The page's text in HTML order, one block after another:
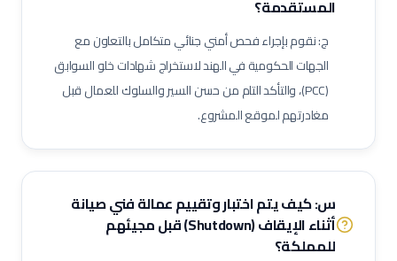
فني تركيب رشاشات حريق
فني تركيب كاميرات مراقبة
فني أنظمة تحكم بالدخول
فني أنظمة نداء عام
فني أجهزة ودقة
مراقب أعمال كهربائية
مراقب أعمال سباكة
مراقب أعمال تكييف
كهربائي سيارات
فني تركيب ألواح شمسية
فني تركيبات صحية
فني شبكات صرف صحي
مشغل محطة معالجة مياه
مشغل محطة صرف صحي (STP)
المستقدمة؟
ج: نقوم بإجراء فحص أمني جنائي متكامل بالتعاون مع
الجهات الحكومية في الهند لاستخراج شهادات خلو السوابق
(PCC)، والتأكد التام من حسن السير والسلوك للعمال قبل
مغادرتهم لموقع المشروع.
س: كيف يتم اختبار وتقييم عمالةفني صيانة
أثناء الإيقاف (Shutdown)
قبل مجيئهم
للمملكة؟